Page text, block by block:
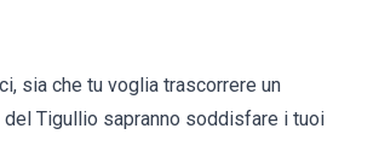
sia che tu voglia trascorrere un
Tigullio sapranno soddisfare i tuoi